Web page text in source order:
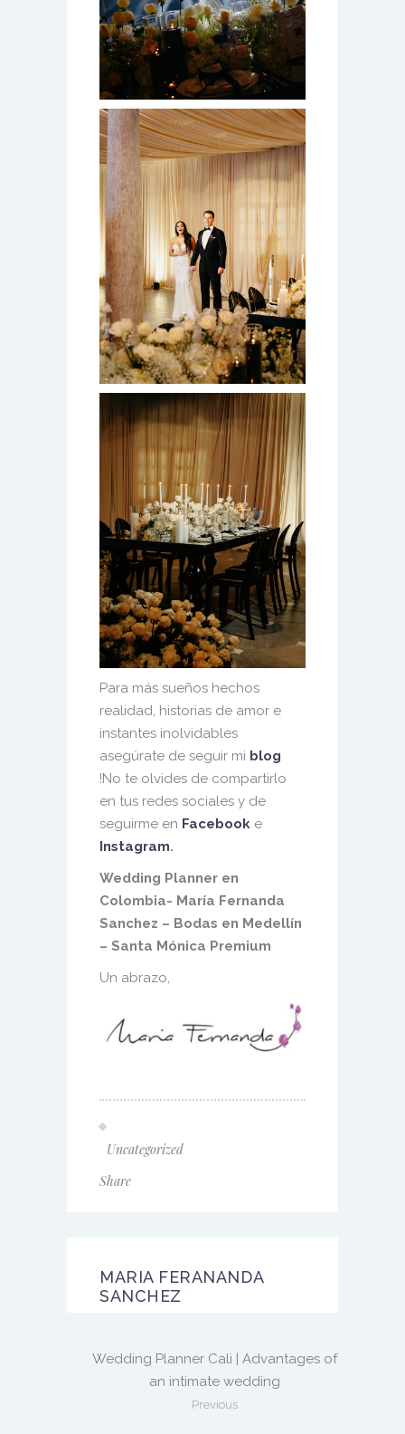
Para más sueños hechos
realidad, historias de amor e
instantes inolvidables
asegúrate de seguir mi blog
!No te olvides de compartirlo
en tus redes sociales y de
seguirme en Facebook e
Instagram.
Wedding Planner en
Colombia- María Fernanda
Sanchez – Bodas en Medellín
– Santa Mónica Premium
Un abrazo,
Uncategorized
Share
MARIA FERANANDA
SANCHEZ
Wedding Planner Cali | Advantages of
an intimate wedding
Previous